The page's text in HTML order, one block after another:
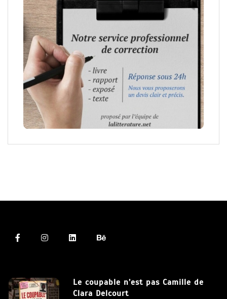
Le coupable n’est pas Camille de
Clara Delcourt